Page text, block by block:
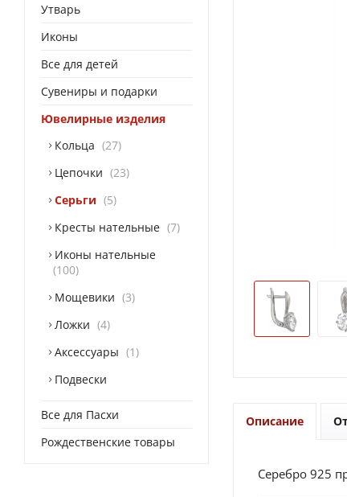
Утварь
Иконы
Все для детей
Сувениры и подарки
Ювелирные изделия
Кольца
27
Цепочки
23
Серьги
5
Кресты нательные
7
Иконы нательные
100
Мощевики
3
Ложки
4
Аксессуары
1
Подвески
Все для Пасхи
Рождественские товары
Описание
Серебро 925